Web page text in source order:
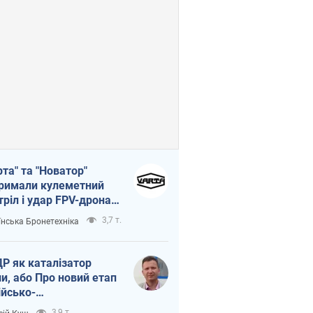
та "Новатор"
кулеметний
і удар FPV-дрона,
життя
ЗСУ
Бронетехніка 3,7 т.
як каталізатор
або Про новий етап